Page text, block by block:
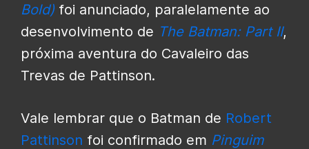
Bold)foi anunciado, paralelamente ao
desenvolvimento de The Batman: Part II,
próxima aventura do Cavaleiro das
Trevas de Pattinson.
Vale lembrar que o Batman de Robert
Pattinson foi confirmado em Pinguim